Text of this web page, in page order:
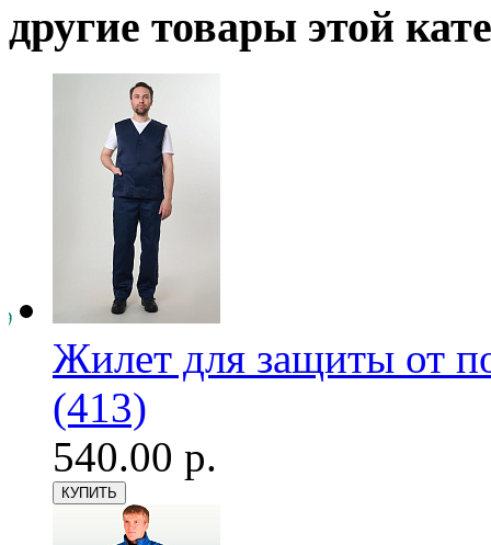
другие товары этой
Жилет для защиты от
(413)
540.00 р.